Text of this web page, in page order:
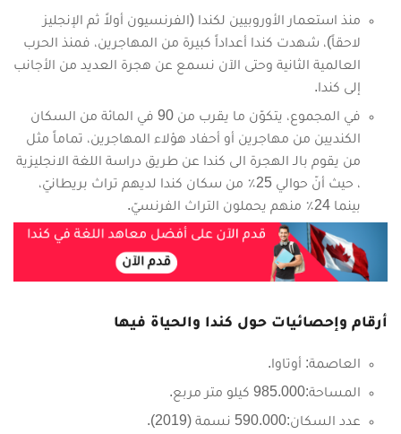
منذ استعمار الأوروبيين لكندا (الفرنسيون أولاً ثم الإنجليز
لاحقاً)، شهدت كندا أعداداً كبيرة من المهاجرين، فمنذ الحرب
العالمية الثانية وحتى الآن نسمع عن هجرة العديد من الأجانب
إلى كندا.
في المجموع، يتكوّن ما يقرب من 90 في المائة من السكان
الكنديين من مهاجرين أو أحفاد هؤلاء المهاجرين، تماماً مثل
من يقوم بالـ الهجرة الى كندا عن طريق دراسة اللغة الانجليزية
، حيث أنّ حوالي 25٪ من سكان كندا لديهم تراث بريطانيّ،
بينما 24٪ منهم يحملون التراث الفرنسيّ.
أرقام وإحصائيات حول كندا والحياة فيها
العاصمة: أوتاوا.
المساحة:985.000 كيلو متر مربع.
عدد السكان:590.000 نسمة (2019).